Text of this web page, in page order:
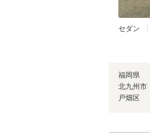
セダン
福岡県
北九州市
戸畑区